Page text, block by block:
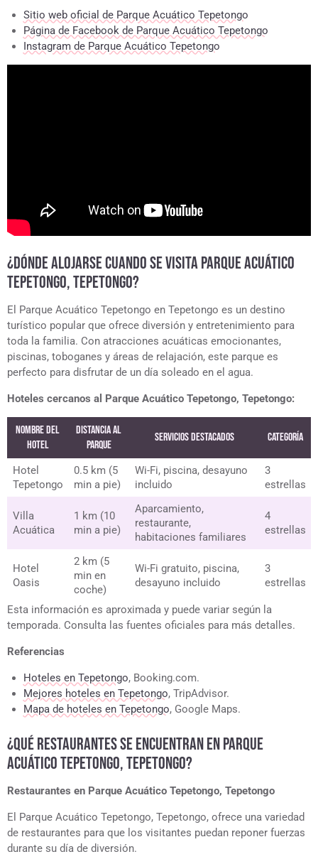
Sitio web oficial de Parque Acuático Tepetongo
Página de Facebook de Parque Acuático Tepetongo
Instagram de Parque Acuático Tepetongo
¿DÓNDE ALOJARSE CUANDO SE VISITA PARQUE ACUÁTICO
TEPETONGO, TEPETONGO?
El Parque Acuático Tepetongo en Tepetongo es un destino
turístico popular que ofrece diversión y entretenimiento para
toda la familia. Con atracciones acuáticas emocionantes,
piscinas, toboganes y áreas de relajación, este parque es
perfecto para disfrutar de un día soleado en el agua.
Hoteles cercanos al Parque Acuático Tepetongo, Tepetongo:
Nombre del
Hotel
Distancia al
Parque
Servicios Destacados Categoría
Hotel
Tepetongo
0.5 km (5
min a pie)
Wi-Fi, piscina, desayuno
incluido
3
estrellas
Villa
Acuática
1 km (10
min a pie)
Aparcamiento,
restaurante,
habitaciones familiares
4
estrellas
Hotel
Oasis
2 km (5
min en
coche)
Wi-Fi gratuito, piscina,
desayuno incluido
3
estrellas
Esta información es aproximada y puede variar según la
temporada. Consulta las fuentes oficiales para más detalles.
Referencias
Hoteles en Tepetongo, Booking.com.
Mejores hoteles en Tepetongo, TripAdvisor.
Mapa de hoteles en Tepetongo, Google Maps.
¿QUÉ RESTAURANTES SE ENCUENTRAN EN PARQUE
ACUÁTICO TEPETONGO, TEPETONGO?
Restaurantes en Parque Acuático Tepetongo, Tepetongo
El Parque Acuático Tepetongo, Tepetongo, ofrece una variedad
de restaurantes para que los visitantes puedan reponer fuerzas
durante su día de diversión.